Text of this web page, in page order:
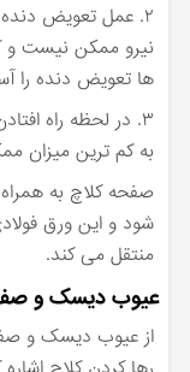
۲. عمل تعویض دنده
نیرو ممکن نیست و
ها تعویض دنده را
۳. در لحظه راه
به کم ترین میزان
صفحه کلاچ به
شود و این ورق
منتقل می کند.
عیوب دیسک و
از عیوب دیسک و